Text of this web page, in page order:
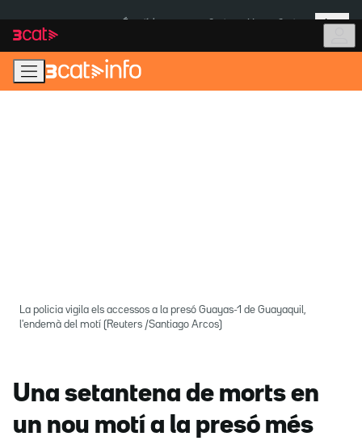
navegació
principal
contingut
Més
La policia vigila els accessos a la presó Guayas-1 de Guayaquil,
l'endemà del motí (Reuters /Santiago Arcos)
Una setantena de morts en
un nou motí a la presó més